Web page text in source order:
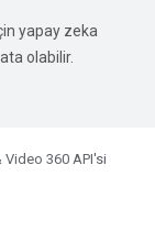
yapay zeka
olabilir.
Video 360 API'si